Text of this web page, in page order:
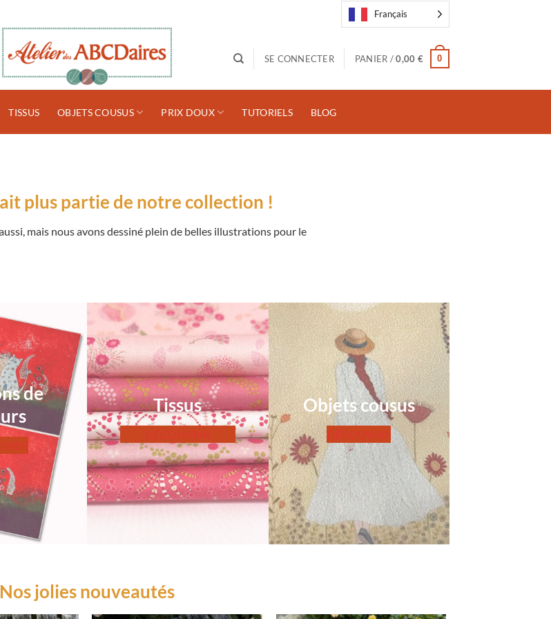
Français
SE CONNECTER PANIER /0,00 € 0
TISSUS OBJETS COUSUS PRIX DOUX TUTORIELS BLOG
plus partie de notre collection !
mais nous avons dessiné plein de belles illustrations pour le
de
Tissus Objets cousus
Nos jolies nouveautés